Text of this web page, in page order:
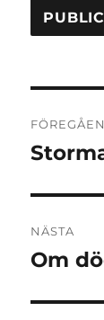
NÄSTA
Nästa
Om